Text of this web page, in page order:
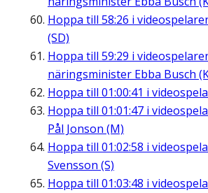
Hoppa till 58:26 i
(SD)
Hoppa till 59:29 i
näringsminister Ebba Busch
Hoppa till 01:00:41 i
Hoppa till 01:01:47 i
Pål Jonson (M)
Hoppa till 01:02:58 i
Svensson (S)
Hoppa till 01:03:48 i